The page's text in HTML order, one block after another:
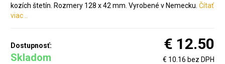
kozích štetín. Rozmery 128 x 42 mm. Vyrobené v Nemecku. Čítať
viac ..
Dostupnosť:
Skladom
€ 12.50
€ 10.16 bez DPH